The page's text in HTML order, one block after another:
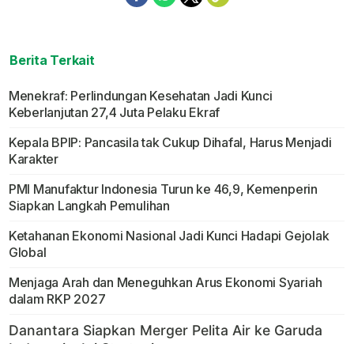
Berita Terkait
Menekraf: Perlindungan Kesehatan Jadi Kunci
Keberlanjutan 27,4 Juta Pelaku Ekraf
Kepala BPIP: Pancasila tak Cukup Dihafal, Harus Menjadi
Karakter
PMI Manufaktur Indonesia Turun ke 46,9, Kemenperin
Siapkan Langkah Pemulihan
Ketahanan Ekonomi Nasional Jadi Kunci Hadapi Gejolak
Global
Menjaga Arah dan Meneguhkan Arus Ekonomi Syariah
dalam RKP 2027